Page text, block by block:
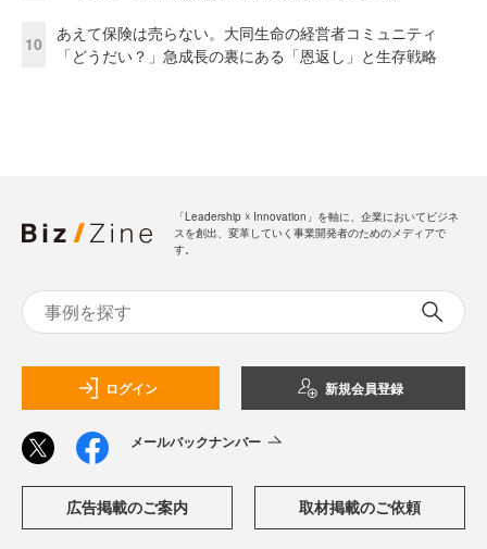
10
あえて保険は売らない。大同生命の経営者コミュニティ
「どうだい？」急成長の裏にある「恩返し」と生存戦略
「Leadership ☓ Innovation」を軸に、企業においてビジネ
スを創出、変革していく事業開発者のためのメディアで
す。
ログイン 新規会員登録
メールバックナンバー
広告掲載のご案内 取材掲載のご依頼